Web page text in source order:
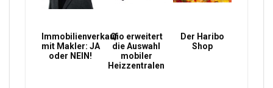
Immobilienverkauf
mit Makler: JA
oder NEIN!
Qio erweitert
die Auswahl
mobiler
Heizzentralen
Der Haribo
Shop